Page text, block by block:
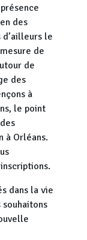
des
le
de
de
des
à
le point
à Orléans.
dans la vie
souhaitons